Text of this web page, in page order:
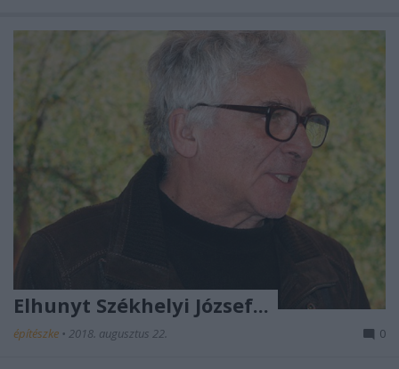
Elhunyt Székhelyi József...
építészke • 2018. augusztus 22. 0